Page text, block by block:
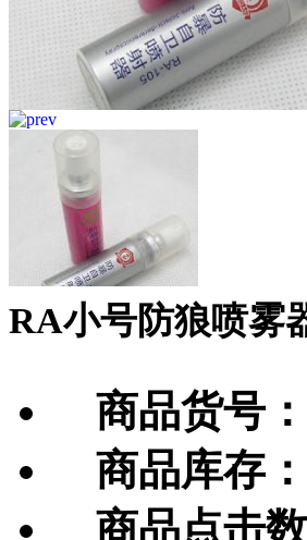
RA小号防狼喷雾
商品货号：
商品库存：
商品点击数